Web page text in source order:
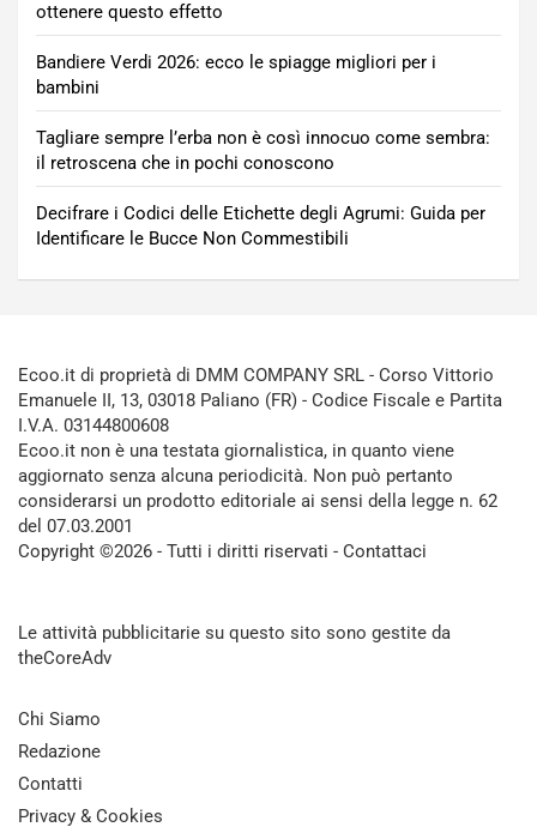
ottenere questo effetto
Bandiere Verdi 2026: ecco le spiagge migliori per i
bambini
Tagliare sempre l’erba non è così innocuo come sembra:
il retroscena che in pochi conoscono
Decifrare i Codici delle Etichette degli Agrumi: Guida per
Identificare le Bucce Non Commestibili
Ecoo.it di proprietà di DMM COMPANY SRL - Corso Vittorio
Emanuele II, 13, 03018 Paliano (FR) - Codice Fiscale e Partita
I.V.A. 03144800608
Ecoo.it non è una testata giornalistica, in quanto viene
aggiornato senza alcuna periodicità. Non può pertanto
considerarsi un prodotto editoriale ai sensi della legge n. 62
del 07.03.2001
Copyright ©2026 - Tutti i diritti riservati - Contattaci
Le attività pubblicitarie su questo sito sono gestite da
theCoreAdv
Chi Siamo
Redazione
Contatti
Privacy & Cookies